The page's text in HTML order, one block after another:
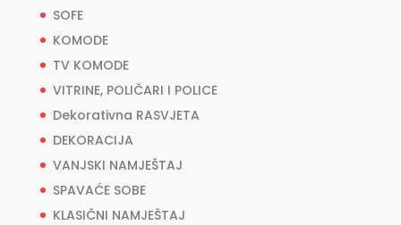
SOFE
KOMODE
TV KOMODE
VITRINE, POLIČARI I POLICE
Dekorativna RASVJETA
DEKORACIJA
VANJSKI NAMJEŠTAJ
SPAVAĆE SOBE
KLASIČNI NAMJEŠTAJ